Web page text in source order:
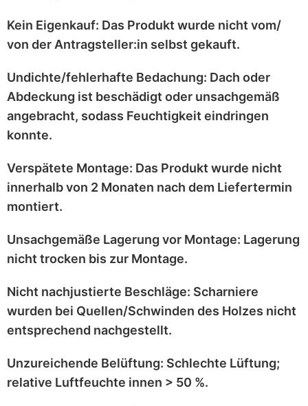
Kein Eigenkauf: Das Produkt wurde nicht vom/
von der Antragsteller:in selbst gekauft.
Undichte/fehlerhafte Bedachung: Dach oder
Abdeckung ist beschädigt oder unsachgemäß
angebracht, sodass Feuchtigkeit eindringen
konnte.
Verspätete Montage: Das Produkt wurde nicht
innerhalb von 2 Monaten nach dem Liefertermin
montiert.
Unsachgemäße Lagerung vor Montage: Lagerung
nicht trocken bis zur Montage.
Nicht nachjustierte Beschläge: Scharniere
wurden bei Quellen/Schwinden des Holzes nicht
entsprechend nachgestellt.
Unzureichende Belüftung: Schlechte Lüftung;
relative Luftfeuchte innen > 50 %.